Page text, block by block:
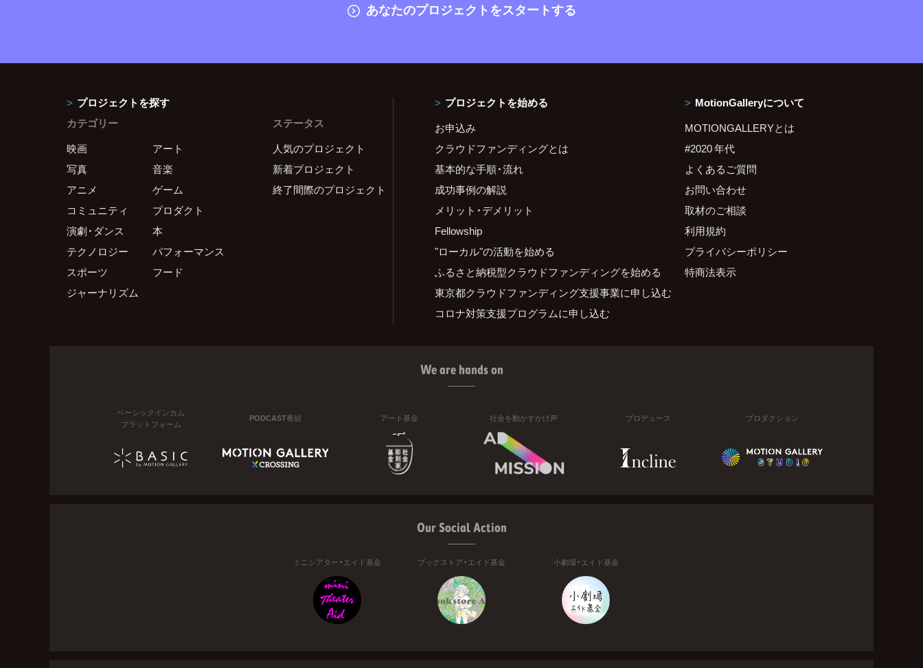
あなたのプロジェクトをスタートする
プロジェクトを探す
カテゴリー
映画
アート
写真
音楽
アニメ
ゲーム
コミュニティ
プロダクト
演劇・ダンス
本
テクノロジー
パフォーマンス
スポーツ
フード
ジャーナリズム
ステータス
人気のプロジェクト
新着プロジェクト
終了間際のプロジェクト
プロジェクトを始める
お申込み
クラウドファンディングとは
基本的な手順・流れ
成功事例の解説
メリット・デメリット
Fellowship
"ローカル"の活動を始める
ふるさと納税型クラウドファンディングを始める
東京都クラウドファンディング支援事業に申し込む
コロナ対策支援プログラムに申し込む
MotionGalleryについて
MOTIONGALLERYとは
#2020 年代
よくあるご質問
お問い合わせ
取材のご相談
利用規約
プライバシーポリシー
特商法表示
We are hands on
ベーシックインカム
プラットフォーム
PODCAST番組 アート基金 社会を動かすかけ声 プロデュース プロダクション
Our Social Action
ミニシアター・エイド基金 ブックストア・エイド基金 小劇場・エイド基金